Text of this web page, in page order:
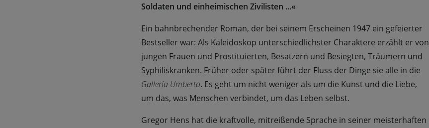
Soldaten und einheimischen Zivilisten ...«
Ein bahnbrechender Roman, der bei seinem Erscheinen 1947 ein gefeierter
Bestseller war: Als Kaleidoskop unterschiedlichster Charaktere erzählt er von
jungen Frauen und Prostituierten, Besatzern und Besiegten, Träumern und
Syphiliskranken. Früher oder später führt der Fluss der Dinge sie alle in die
Galleria Umberto. Es geht um nicht weniger als um die Kunst und die Liebe,
um das, was Menschen verbindet, um das Leben selbst.
Gregor Hens hat die kraftvolle, mitreißende Sprache in seiner meisterhaften